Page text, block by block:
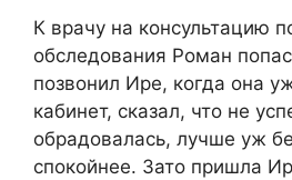
К врачу на консультацию
обследования Роман
позвонил Ире, когда она
кабинет, сказал, что не
обрадовалась, лучше уж
спокойнее. Зато пришла